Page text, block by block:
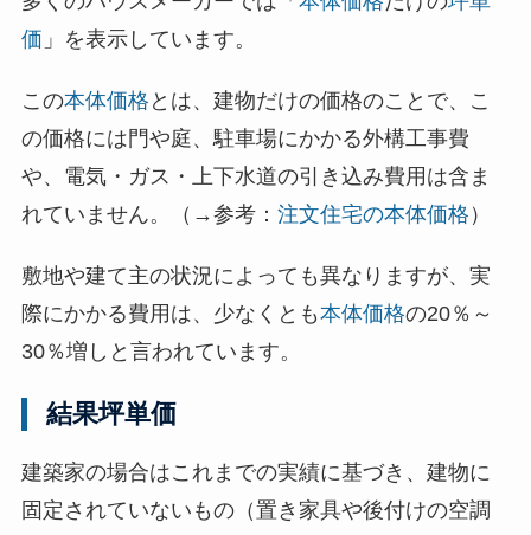
価 」を表示しています。
この本体価格 とは、建物だけの価格のことで、こ
の価格には門や庭、駐車場にかかる外構工事費
や、電気・ガス・上下水道の引き込み費用は含ま
れていません。（→参考： 注文住宅の本体価格 ）
敷地や建て主の状況によっても異なりますが、実
際にかかる費用は、少なくとも本体価格の20％～
30％増しと言われています。
結果坪単価
建築家の場合はこれまでの実績に基づき、建物に
固定されていないもの（置き家具や後付けの空調